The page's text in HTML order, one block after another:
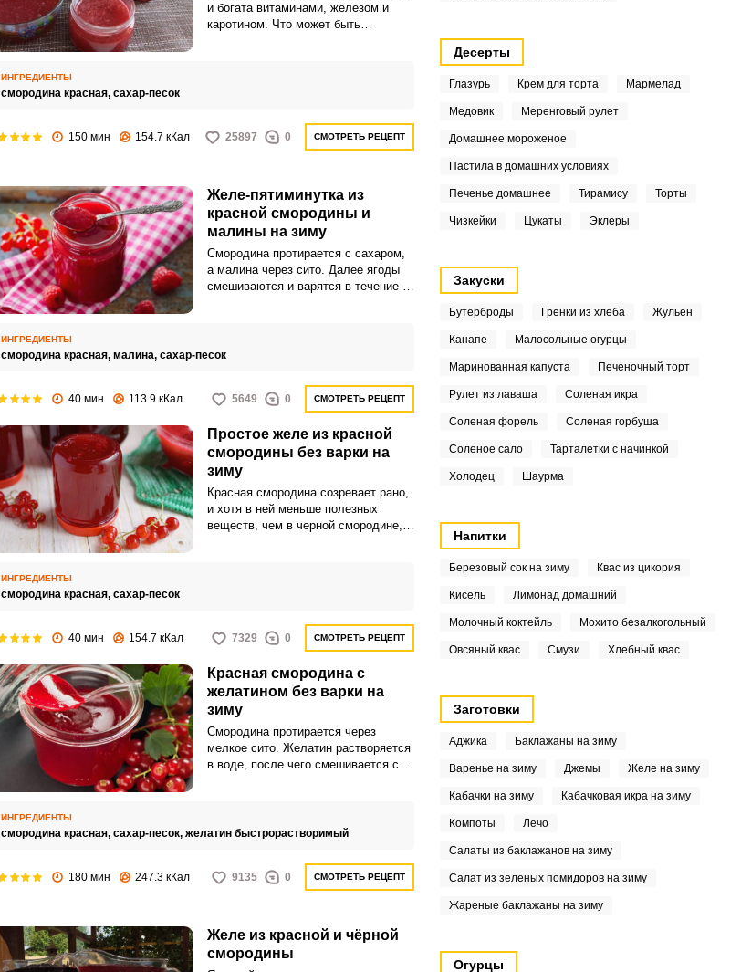
и богата витаминами, железом и
каротином. Что может быть
соковыжималке значительно
сократит время приготовления и
ИНГРЕДИЕНТЫ
смородина красная, сахар-песок
150 мин 154.7 кКал 25897 0 СМОТРЕТЬ РЕЦЕПТ
Желе-пятиминутка из
красной смородины и
малины на зиму
Смородина протирается с сахаром,
а малина через сито. Далее ягоды
смешиваются и варятся в течение 5
ИНГРЕДИЕНТЫ
смородина красная, малина, сахар-песок
40 мин 113.9 кКал 5649 0 СМОТРЕТЬ РЕЦЕПТ
Простое желе из красной
смородины без варки на
зиму
Красная смородина созревает рано,
и хотя в ней меньше полезных
веществ, чем в черной смородине,
холодном месте в течение
нескольких месяцев.
ИНГРЕДИЕНТЫ
смородина красная, сахар-песок
40 мин 154.7 кКал 7329 0 СМОТРЕТЬ РЕЦЕПТ
Красная смородина с
желатином без варки на
зиму
Смородина протирается через
мелкое сито. Желатин растворяется
в воде, после чего смешивается с
ИНГРЕДИЕНТЫ
смородина красная, сахар-песок, желатин быстрорастворимый
180 мин 247.3 кКал 9135 0 СМОТРЕТЬ РЕЦЕПТ
Желе из красной и чёрной
смородины
Десерты
Глазурь Крем для торта Мармелад
Медовик Меренговый рулет
Домашнее мороженое
Пастила в домашних условиях
Печенье домашнее Тирамису Торты
Чизкейки Цукаты Эклеры
Закуски
Бутерброды Гренки из хлеба Жульен
Канапе Малосольные огурцы
Маринованная капуста Печеночный торт
Рулет из лаваша Соленая икра
Соленая форель Соленая горбуша
Соленое сало Тарталетки с начинкой
Холодец Шаурма
Напитки
Березовый сок на зиму Квас из цикория
Кисель Лимонад домашний
Молочный коктейль Мохито безалкогольный
Овсяный квас Смузи Хлебный квас
Заготовки
Аджика Баклажаны на зиму
Варенье на зиму Джемы Желе на зиму
Кабачки на зиму Кабачковая икра на зиму
Компоты Лечо
Салаты из баклажанов на зиму
Салат из зеленых помидоров на зиму
Жареные баклажаны на зиму
Огурцы
ВХОД НА САЙТ РЕГИСТРАЦИЯ
с помощью социальных сетей:
Запомнить меня
ВХОД
Забыли пароль?